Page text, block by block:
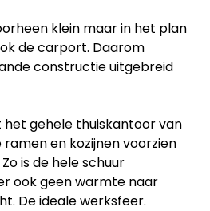
klein maar in het plan
de carport. Daarom
constructie uitgebreid
het gehele thuiskantoor van
ramen en kozijnen voorzien
is de hele schuur
ook geen warmte naar
De ideale werksfeer.